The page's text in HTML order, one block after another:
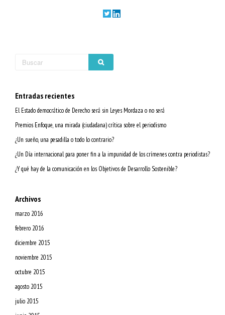
Entradas recientes
El Estado democrático de Derecho será sin Leyes Mordaza o no será
Premios Enfoque, una mirada (ciudadana) crítica sobre el periodismo
¿Un sueño, una pesadilla o todo lo contrario?
¿Un Día internacional para poner fin a la impunidad de los crímenes contra periodistas?
¿Y qué hay de la comunicación en los Objetivos de Desarrollo Sostenible?
Archivos
marzo 2016
febrero 2016
diciembre 2015
noviembre 2015
octubre 2015
agosto 2015
julio 2015